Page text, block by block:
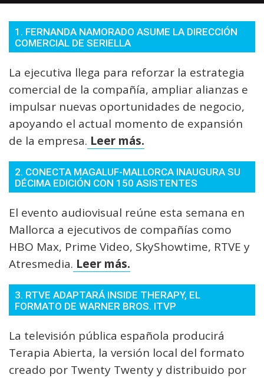
1. FERNANDA NAMORADO ASUME LA DIRECCIÓN
COMERCIAL DE SERIELLA
La ejecutiva llega para reforzar la estrategia
comercial de la compañía, ampliar alianzas e
impulsar nuevas oportunidades de negocio,
apoyando el actual momento de expansión
de la empresa. Leer más.
2. CONECTA MAGALUF-MALLORCA INAUGURA SU
DÉCIMA EDICIÓN CON 150 ASISTENTES
El evento audiovisual reúne esta semana en
Mallorca a ejecutivos de compañías como
HBO Max, Prime Video, SkyShowtime, RTVE y
Atresmedia. Leer más.
3. RTVE ADAPTARÁ INSIDE THERAPY, EL
FORMATO DE WARNER BROS. ITVP
La televisión pública española producirá
Terapia Abierta, la versión local del formato
creado por Twenty Twenty y distribuido por